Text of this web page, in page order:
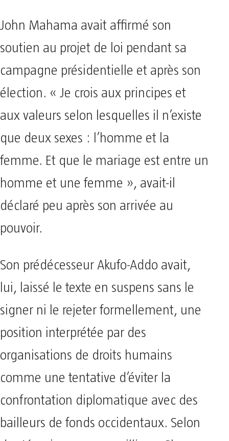
John Mahama avait affirmé son
soutien au projet de loi pendant sa
campagne présidentielle et après son
élection. « Je crois aux principes et
aux valeurs selon lesquelles il n’existe
que deux sexes : l’homme et la
femme. Et que le mariage est entre un
homme et une femme », avait-il
déclaré peu après son arrivée au
pouvoir.
Son prédécesseur Akufo-Addo avait,
lui, laissé le texte en suspens sans le
signer ni le rejeter formellement, une
position interprétée par des
organisations de droits humains
comme une tentative d’éviter la
confrontation diplomatique avec des
bailleurs de fonds occidentaux. Selon